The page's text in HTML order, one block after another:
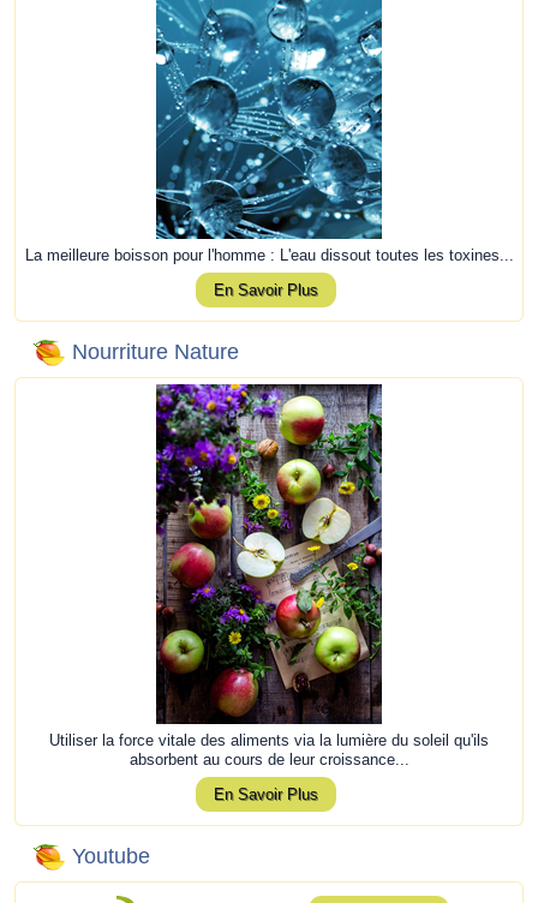
La meilleure boisson pour l'homme : L'eau dissout toutes les toxines...
En Savoir Plus
Nourriture Nature
Utiliser la force vitale des aliments via la lumière du soleil qu'ils
absorbent au cours de leur croissance...
En Savoir Plus
Youtube